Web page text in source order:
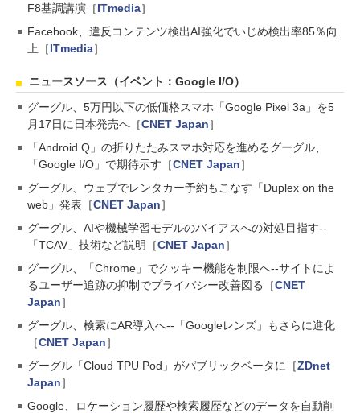
F8基調講演［ITmedia］
Facebook、違反コンテンツ検出AI強化でいじめ検出率85％向
上［ITmedia］
ニュースソース（イベント：Google I/O）
グーグル、5万円以下の低価格スマホ「Google Pixel 3a」を5
月17日に日本発売へ［CNET Japan］
「Android Q」の折りたたみスマホ対応を進めるグーグル、
「Google I/O」で期待示す［CNET Japan］
グーグル、ウェブでレンタカー予約もこなす「Duplex on the
web」発表［CNET Japan］
グーグル、AIや機械学習モデルのバイアスへの対処目指す--
「TCAV」技術など説明［CNET Japan］
グーグル、「Chrome」でクッキー機能を制限へ--サイトによ
るユーザー追跡の抑制でプライバシー改善図る［CNET
Japan］
グーグル、検索にAR導入へ--「Googleレンズ」もさらに進化
［CNET Japan］
グーグル「Cloud TPU Pod」がパブリックベータに［ZDnet
Japan］
Google、ロケーション履歴や検索履歴などのデータを自動削